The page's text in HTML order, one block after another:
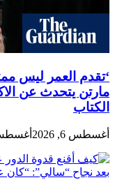
‘تقدم العمر ليس
مارتن يتحدث عن
الكتاب
أغسطس 6, 2026 أغسطس 6,